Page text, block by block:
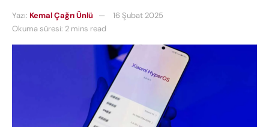
Yazı: Kemal Çağrı Ünlü
16 Şubat 2025
Okuma süresi: 2 mins read